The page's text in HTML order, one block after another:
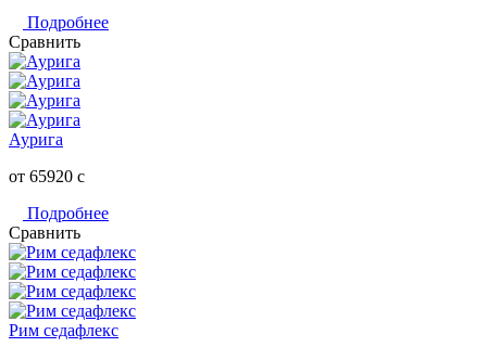
Подробнее
Сравнить
Аурига
от 65920 c
Подробнее
Сравнить
Рим седафлекс